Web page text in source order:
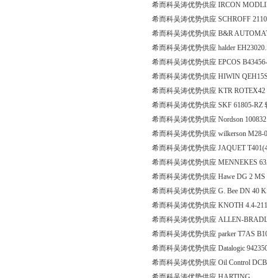
希而科吴涛优势供应 IRCON
希而科吴涛优势供应 SCHROFF
希而科吴涛优势供应 B&R
希而科吴涛优势供应 halder
希而科吴涛优势供应 EPCOS
希而科吴涛优势供应 HIWIN
希而科吴涛优势供应 KTR
希而科吴涛优势供应 SKF 61805-RZ
希而科吴涛优势供应 Nordson
希而科吴涛优势供应 wilkerson M28-
希而科吴涛优势供应 JAQUET
希而科吴涛优势供应 MENNEKES
希而科吴涛优势供应 Hawe DG 2 MS
希而科吴涛优势供应 G. Bee DN 40
希而科吴涛优势供应 KNOTH 4.4-
希而科吴涛优势供应 ALLEN-
希而科吴涛优势供应 parker T7AS
希而科吴涛优势供应 Datalogic
希而科吴涛优势供应 Oil Control